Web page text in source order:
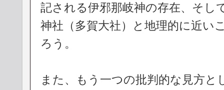
記される伊邪那岐神の存在、そし
神社（多賀大社）と地理的に近い
ろう。
また、もう一つの批判的な見方と